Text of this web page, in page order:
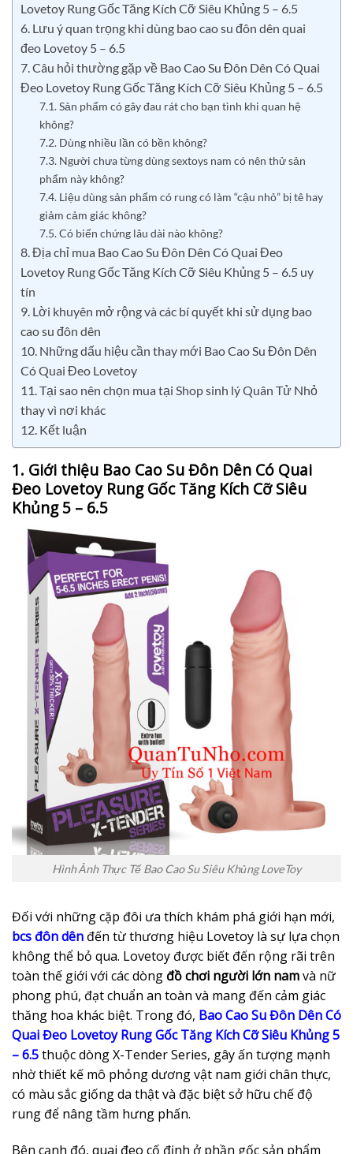
Lovetoy Rung Gốc Tăng Kích Cỡ Siêu Khủng 5 – 6.5
6. Lưu ý quan trọng khi dùng bao cao su đôn dên quai
đeo Lovetoy 5 – 6.5
7. Câu hỏi thường gặp về Bao Cao Su Đôn Dên Có Quai
Đeo Lovetoy Rung Gốc Tăng Kích Cỡ Siêu Khủng 5 – 6.5
7.1. Sản phẩm có gây đau rát cho bạn tình khi quan hệ
không?
7.2. Dùng nhiều lần có bền không?
7.3. Người chưa từng dùng sextoys nam có nên thử sản
phẩm này không?
7.4. Liệu dùng sản phẩm có rung có làm “cậu nhỏ” bị tê hay
giảm cảm giác không?
7.5. Có biến chứng lâu dài nào không?
8. Địa chỉ mua Bao Cao Su Đôn Dên Có Quai Đeo
Lovetoy Rung Gốc Tăng Kích Cỡ Siêu Khủng 5 – 6.5 uy
tín
9. Lời khuyên mở rộng và các bí quyết khi sử dụng bao
cao su đôn dên
10. Những dấu hiệu cần thay mới Bao Cao Su Đôn Dên
Có Quai Đeo Lovetoy
11. Tại sao nên chọn mua tại Shop sinh lý Quân Tử Nhỏ
thay vì nơi khác
12. Kết luận
1. Giới thiệu Bao Cao Su Đôn Dên Có Quai
Đeo Lovetoy Rung Gốc Tăng Kích Cỡ Siêu
Khủng 5 – 6.5
Hình Ảnh Thực Tế Bao Cao Su Siêu Khủng LoveToy
Đối với những cặp đôi ưa thích khám phá giới hạn mới,
bcs đôn dên đến từ thương hiệu Lovetoy là sự lựa chọn
không thể bỏ qua. Lovetoy được biết đến rộng rãi trên
toàn thế giới với các dòngđồ chơi người lớn namvà nữ
phong phú, đạt chuẩn an toàn và mang đến cảm giác
thăng hoa khác biệt. Trong đó, Bao Cao Su Đôn Dên Có
Quai Đeo Lovetoy Rung Gốc Tăng Kích Cỡ Siêu Khủng 5
– 6.5thuộc dòng X-Tender Series, gây ấn tượng mạnh
nhờ thiết kế mô phỏng dương vật nam giới chân thực,
có màu sắc giống da thật và đặc biệt sở hữu chế độ
rung để nâng tầm hưng phấn.
Bên cạnh đó, quai đeo cố định ở phần gốc sản phẩm